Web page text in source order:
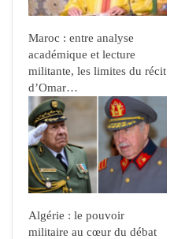
Maroc : entre analyse
académique et lecture
militante, les limites du récit
d’Omar…
Algérie : le pouvoir
militaire au cœur du débat